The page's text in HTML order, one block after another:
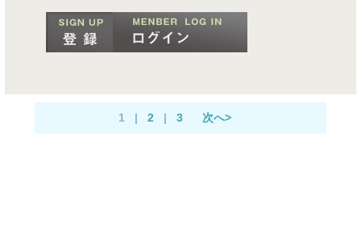
1| 2| 3 次へ>